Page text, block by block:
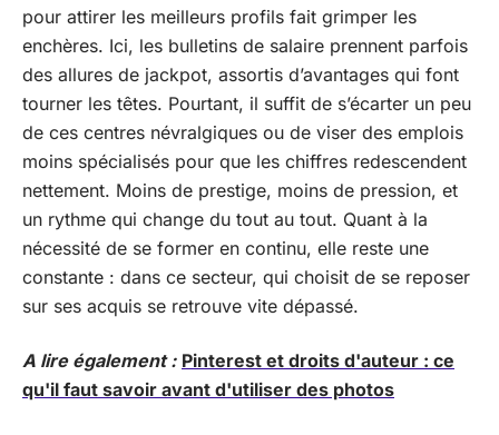
pour attirer les meilleurs profils fait grimper les
enchères. Ici, les bulletins de salaire prennent parfois
des allures de jackpot, assortis d’avantages qui font
tourner les têtes. Pourtant, il suffit de s’écarter un peu
de ces centres névralgiques ou de viser des emplois
moins spécialisés pour que les chiffres redescendent
nettement. Moins de prestige, moins de pression, et
un rythme qui change du tout au tout. Quant à la
nécessité de se former en continu, elle reste une
constante : dans ce secteur, qui choisit de se reposer
sur ses acquis se retrouve vite dépassé.
A lire également : Pinterest et droits d'auteur : ce
qu'il faut savoir avant d'utiliser des photos